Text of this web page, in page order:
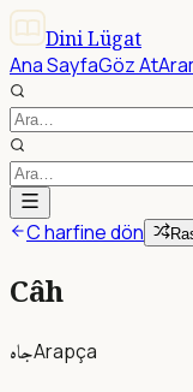
Dini Lügat
Ana SayfaGöz At
C harfine dön
Câh
جاهArapça